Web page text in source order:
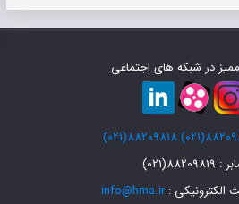
در شبکه های اجتماعی
88209818(021)
:
info@hma.ir